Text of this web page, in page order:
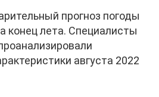
прогноз погоды
конец лета. Специалисты
августа 2022